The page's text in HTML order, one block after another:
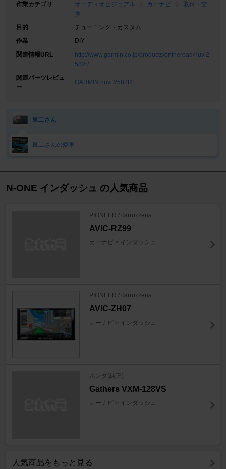
作業カテゴリ
オーディオビジュアル カーナビ
取付・交
換
目的
チューニング・カスタム
作業
DIY
関連情報URL
http://www.garmin.co.jp/products/ontheroad/nuvi2
582r/
関連パーツレビュ
ー
GARMIN nuvi 2582R
単二さん
単二さんの愛車
N-ONE インダッシュ の人気商品
PIONEER / carrozzeria
AVIC-RZ99
カーナビ > インダッシュ
PIONEER / carrozzeria
AVIC-ZH07
カーナビ > インダッシュ
ホンダ(純正)
Gathers VXM-128VS
カーナビ > インダッシュ
人気商品をもっと見る